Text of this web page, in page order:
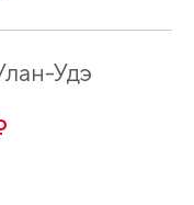
Удэ